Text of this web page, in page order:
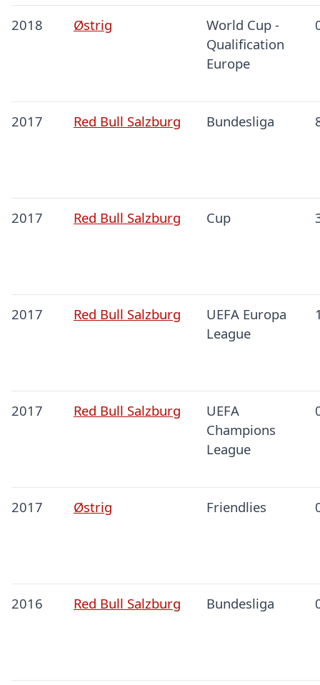
2018 Østrig
World Cup -
Qualification
Europe
2017 Red Bull Salzburg Bundesliga
2017 Red Bull Salzburg Cup
2017 Red Bull Salzburg
UEFA Europa
League
2017 Red Bull Salzburg
UEFA
Champions
League
2017 Østrig Friendlies
2016 Red Bull Salzburg Bundesliga